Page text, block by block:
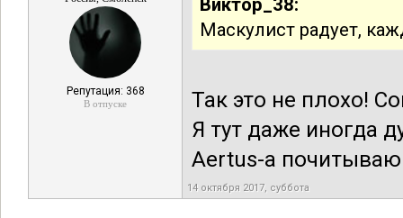
Репутация: 368
В отпуске
Виктор_38:
Маскулист радует,
Так это не плохо!
Я тут даже иногда
Aertus-а
14 октября 2017, суббота